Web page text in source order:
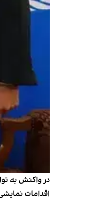
در واکنش به
اقدامات